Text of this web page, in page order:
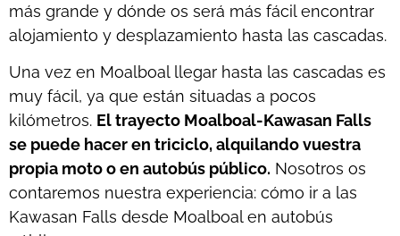
más grande y dónde os será más fácil encontrar
alojamiento y desplazamiento hasta las cascadas.
Una vez en Moalboal llegar hasta las cascadas es
muy fácil, ya que están situadas a pocos
kilómetros. El trayecto Moalboal-Kawasan Falls
se puede hacer en triciclo, alquilando vuestra
propia moto o en autobús público. Nosotros os
contaremos nuestra experiencia: cómo ir a las
Kawasan Falls desde Moalboal en autobús